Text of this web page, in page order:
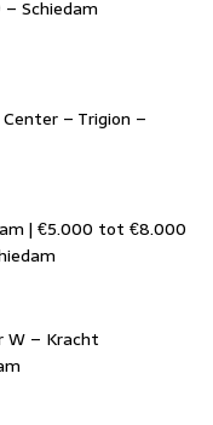
– Schiedam
– Trigion –
| €5.000 tot €8.000
W – Kracht